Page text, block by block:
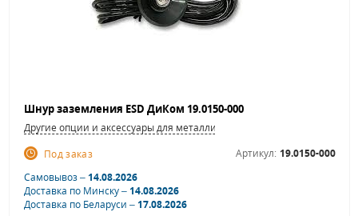
Шнур заземления ESD ДиКом 19.0150-000
Другие опции и аксессуары для металлической мебели
Под заказ
Артикул: 19.0150-000
Самовывоз –14.08.2026
Доставка по Минску –14.08.2026
Доставка по Беларуси –17.08.2026